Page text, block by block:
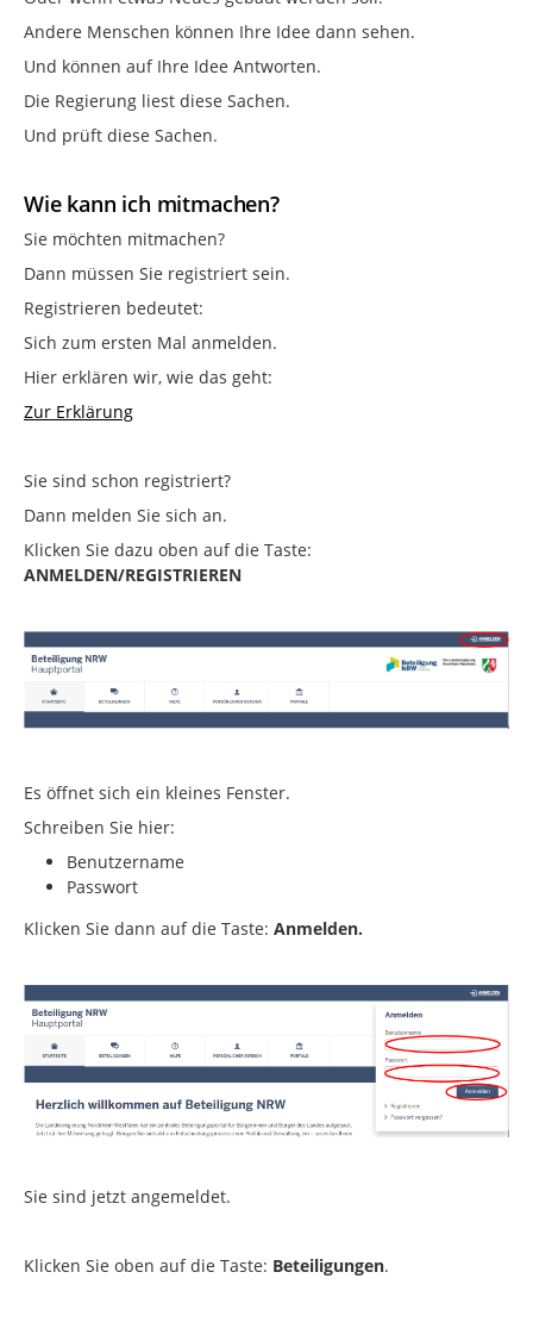
Andere Menschen können Ihre Idee dann sehen.
Und können auf Ihre Idee Antworten.
Die Regierung liest diese Sachen.
Und prüft diese Sachen.
Wie kann ich mitmachen?
Sie möchten mitmachen?
Dann müssen Sie registriert sein.
Registrieren bedeutet:
Sich zum ersten Mal anmelden.
Hier erklären wir, wie das geht:
Zur Erklärung
Sie sind schon registriert?
Dann melden Sie sich an.
Klicken Sie dazu oben auf die Taste:
ANMELDEN/REGISTRIEREN
Es öffnet sich ein kleines Fenster.
Schreiben Sie hier:
Benutzername
Passwort
Klicken Sie dann auf die Taste: Anmelden.
Sie sind jetzt angemeldet.
Klicken Sie oben auf die Taste: Beteiligungen.